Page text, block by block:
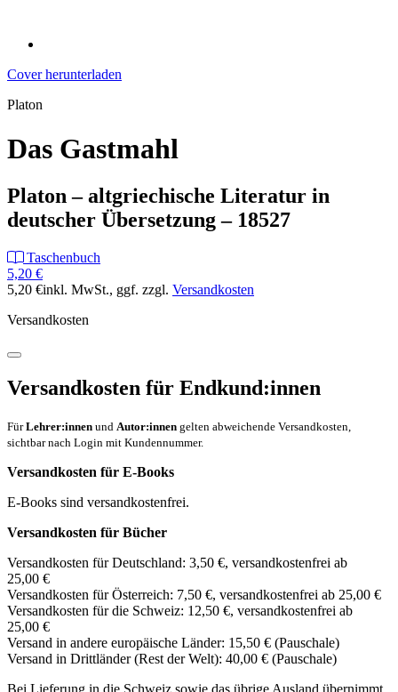
Cover herunterladen
Platon
Das Gastmahl
Platon – altgriechische Literatur in
deutscher Übersetzung – 18527
Taschenbuch
5,20 €
5,20 €inkl. MwSt., ggf. zzgl. Versandkosten
Versandkosten
Versandkosten für Endkund:innen
FürLehrer:innen und Autor:innen gelten abweichende Versandkosten,
sichtbar nach Login mit Kundennummer.
Versandkosten für E-Books
E-Books sind versandkostenfrei.
Versandkosten für Bücher
Versandkosten für Deutschland: 3,50 €, versandkostenfrei ab
25,00 €
Versandkosten für Österreich: 7,50 €, versandkostenfrei ab 25,00 €
Versandkosten für die Schweiz: 12,50 €, versandkostenfrei ab
25,00 €
Versand in andere europäische Länder: 15,50 € (Pauschale)
Versand in Drittländer (Rest der Welt): 40,00 € (Pauschale)
Bei Lieferung in die Schweiz sowie das übrige Ausland übernimmt